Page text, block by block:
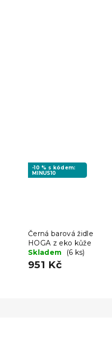
-10 % s kódem:
MINUS10
Černá barová židle
HOGA z eko kůže
Skladem
(6 ks)
951 Kč